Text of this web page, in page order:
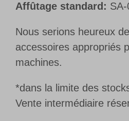
Affûtage standard: SA-
Nous serions heureux
accessoires appropriés
machines.
*dans la limite des
Vente intermédiaire